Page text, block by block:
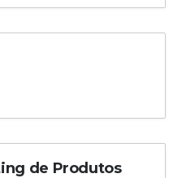
de Produtos